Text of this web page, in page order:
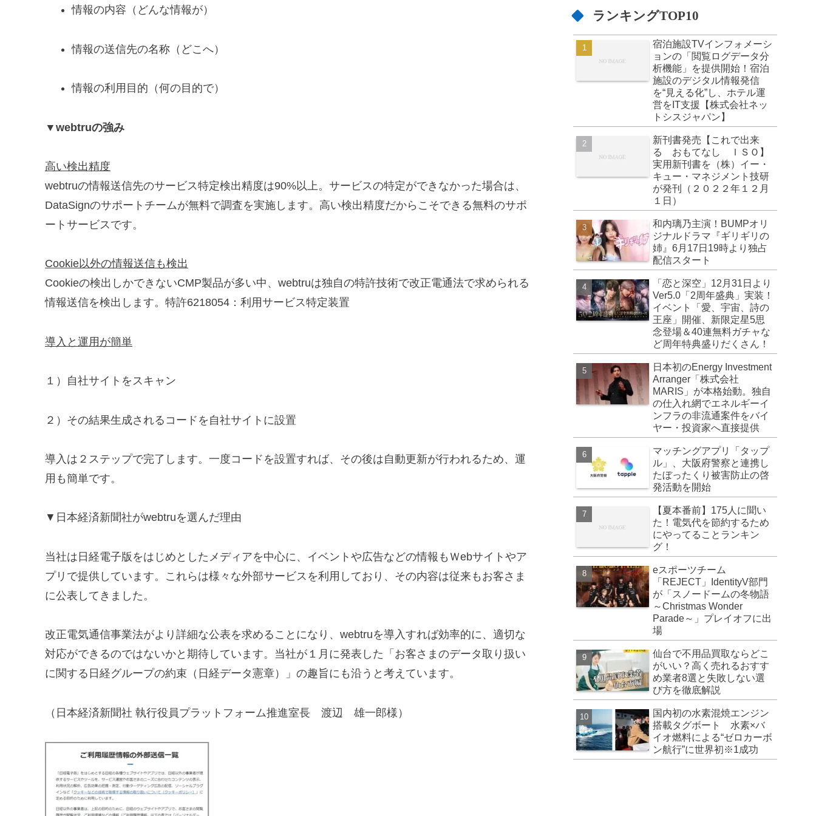
情報の内容（どんな情報が）
情報の送信先の名称（どこへ）
情報の利用目的（何の目的で）
▼webtruの強み
高い検出精度
webtruの情報送信先のサービス特定検出精度は90%以上。サービスの特定ができなかった場合は、
DataSignのサポートチームが無料で調査を実施します。高い検出精度だからこそできる無料のサポ
ートサービスです。
Cookie以外の情報送信も検出
Cookieの検出しかできないCMP製品が多い中、webtruは独自の特許技術で改正電通法で求められる
情報送信を検出します。特許6218054：利用サービス特定装置
導入と運用が簡単
１）自社サイトをスキャン
２）その結果生成されるコードを自社サイトに設置
導入は２ステップで完了します。一度コードを設置すれば、その後は自動更新が行われるため、運
用も簡単です。
▼日本経済新聞社がwebtruを選んだ理由
当社は日経電子版をはじめとしたメディアを中心に、イベントや広告などの情報もＷebサイトやア
プリで提供しています。これらは様々な外部サービスを利用しており、その内容は従来もお客さま
に公表してきました。
改正電気通信事業法がより詳細な公表を求めることになり、webtruを導入すれば効率的に、適切な
対応ができるのではないかと期待しています。当社が１月に発表した「お客さまのデータ取り扱い
に関する日経グループの約束（日経データ憲章）」の趣旨にも沿うと考えています。
（日本経済新聞社 執行役員プラットフォーム推進室長 渡辺 雄一郎様）
ランキングTOP10
宿泊施設TVインフォメーシ
ョンの「閲覧ログデータ分
析機能」を提供開始！宿泊
施設のデジタル情報発信
を“見える化”し、ホテル運
営をIT支援【株式会社ネッ
トシスジャパン】
新刊書発売【これで出来
る おもてなし ＩＳＯ】
実用新刊書を（株）イー・
キュー・マネジメント技研
が発刊（２０２２年１２月
１日）
和内璃乃主演！BUMPオリ
ジナルドラマ『ギリギリの
姉』6月17日19時より独占
配信スタート
「恋と深空」12月31日より
Ver5.0「2周年盛典」実装！
イベント「愛、宇宙、詩の
王座」開催、新限定星5思
念登場＆40連無料ガチャな
ど周年特典盛りだくさん！
日本初のEnergy Investment
Arranger「株式会社
MARIS」が本格始動。独自
の仕入れ網でエネルギーイ
ンフラの非流通案件をバイ
ヤー・投資家へ直接提供
マッチングアプリ「タップ
ル」、大阪府警察と連携し
たぼったくり被害防止の啓
発活動を開始
【夏本番前】175人に聞い
た！電気代を節約するため
にやってることランキン
グ！
eスポーツチーム
「REJECT」IdentityV部門
が「スノードームの冬物語
～Christmas Wonder
Parade～」プレイオフに出
場
仙台で不用品買取ならどこ
がいい？高く売れるおすす
め業者8選と失敗しない選
び方を徹底解説
国内初の水素混焼エンジン
搭載タグボート 水素×バ
イオ燃料による“ゼロカーボ
ン航行”に世界初※1成功